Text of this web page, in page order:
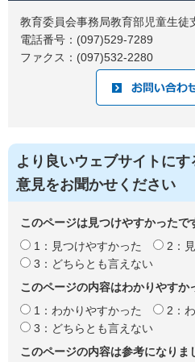
教育委員会事務局教育部児童生
電話番号：(097)529-7289
ファクス：(097)532-2280
より良いウェブサイトに
意見をお聞かせください
このページは見つけやすかったで
1：見つけやすかった
2：
3：どちらとも言えない
このページの内容はわかりやすか
1：わかりやすかった
2：
3：どちらとも言えない
このページの内容は参考になりま